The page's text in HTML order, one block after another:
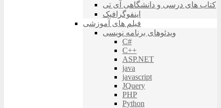
کتاب های درسی و دانشگاهی آی تی
اینفوگرافیک
فیلم های آموزشی
ویدئوهای برنامه نویسی
C#
C++
ASP.NET
java
javascript
JQuery
PHP
Python